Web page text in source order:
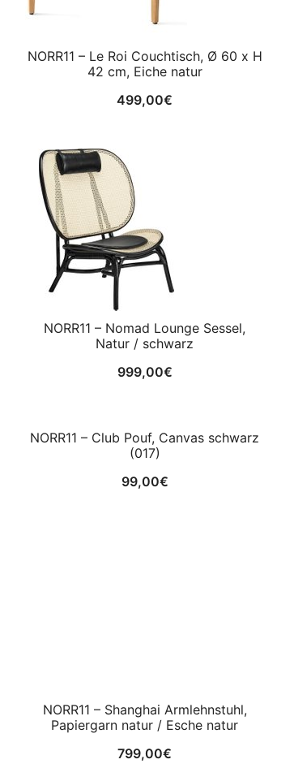
NORR11 – Le Roi Couchtisch, Ø 60 x H
42 cm, Eiche natur
499,00€
NORR11 – Nomad Lounge Sessel,
Natur / schwarz
999,00€
NORR11 – Club Pouf, Canvas schwarz
(017)
99,00€
NORR11 – Shanghai Armlehnstuhl,
Papiergarn natur / Esche natur
799,00€